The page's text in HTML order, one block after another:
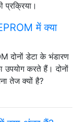
में क्या
दोनों डेटा के भंडारण
उपयोग करते हैं। दोनों
तेज क्यों है?